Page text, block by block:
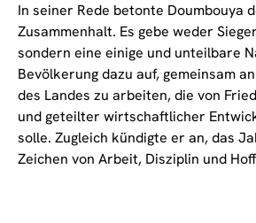
In seiner Rede betonte Doumbouya
Zusammenhalt. Es gebe weder
sondern eine einige und unteilbare
Bevölkerung dazu auf, gemeinsam
des Landes zu arbeiten, die von
und geteilter wirtschaftlicher
solle. Zugleich kündigte er an, das
Zeichen von Arbeit, Disziplin und